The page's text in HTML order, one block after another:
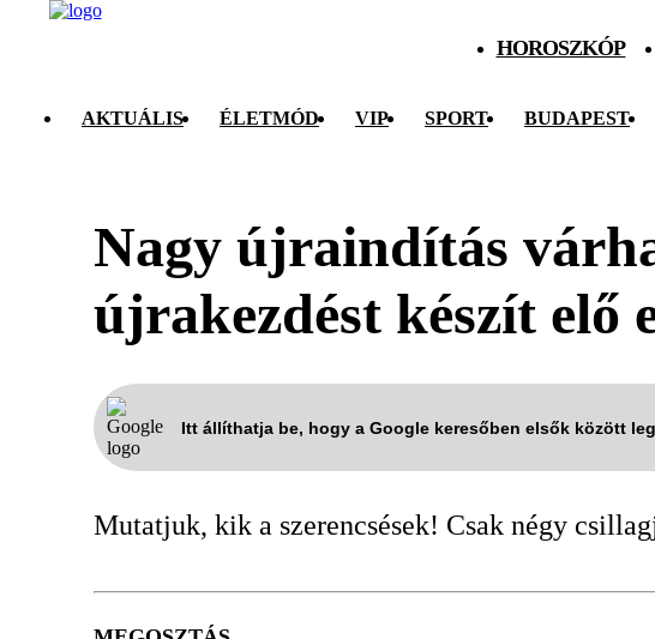
HOROSZKÓP
AKTUÁLIS ÉLETMÓD VIP SPORT BUDAPEST
Nagy újraindítás
újrakezdést készít elő
Itt állíthatja be, hogy a Google keresőben elsők között
Mutatjuk, kik a szerencsések! Csak négy